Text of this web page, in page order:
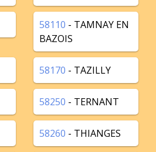
58110 - TAMNAY EN
BAZOIS
58170 - TAZILLY
58250 - TERNANT
58260 - THIANGES